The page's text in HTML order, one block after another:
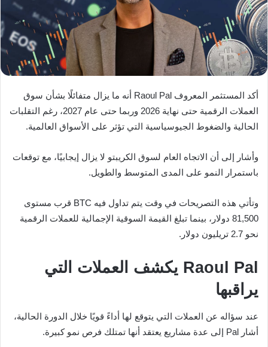
أكد المستثمر المعروف Raoul Pal أنه ما يزال متفائلًا بشأن سوق
العملات الرقمية حتى نهاية 2026 وربما حتى عام 2027، رغم التقلبات
الحالية والضغوط الجيوسياسية التي تؤثر على الأسواق العالمية.
وأشار إلى أن الاتجاه العام لسوق الكريبتو لا يزال إيجابيًا، مع توقعات
باستمرار النمو على المدى المتوسط والطويل.
وتأتي هذه التصريحات في وقت يتم تداول فيه BTC قرب مستوى
81,500 دولار، بينما تبلغ القيمة السوقية الإجمالية للعملات الرقمية
نحو 2.7 تريليون دولار.
Raoul Pal يكشف العملات التي
يراقبها
عند سؤاله عن العملات التي يتوقع لها أداءً قويًا خلال الدورة الحالية،
أشار Pal إلى عدة مشاريع يعتقد أنها تمتلك فرص نمو كبيرة.